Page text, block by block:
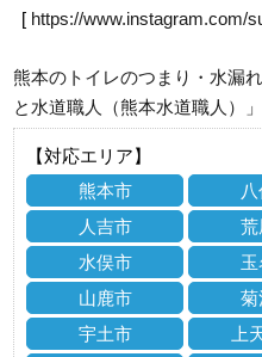
[ https://www.instagram.com/
熊本のトイレのつまり・水漏
と水道職人（熊本水道職人）」
【対応エリア】
熊本市
人吉市
荒
水俣市
山鹿市
菊
宇土市
上